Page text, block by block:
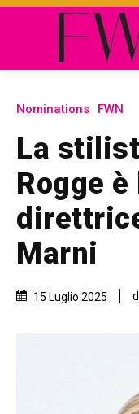
Nominations FWN
La
Rogge
Marni
15 Luglio 2025